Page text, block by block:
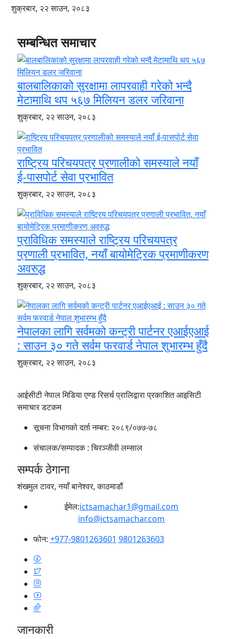
शुक्रबार, २२ साउन, २०८३
सम्बन्धित समाचार
बालबालिकाको सुरक्षामा लापरवाही गरेको भन्दै
मेटामाथि थप ५६७ मिलियन डलर जरिवाना
शुक्रबार, २२ साउन, २०८३
राष्ट्रिय परिचयपत्र प्रणालीको समस्याले नयाँ
ई-पासपोर्ट सेवा प्रभावित
शुक्रबार, २२ साउन, २०८३
प्राविधिक समस्याले राष्ट्रिय परिचयपत्र
प्रणाली प्रभावित, नयाँ बायोमेट्रिक प्रमाणीकरण
अवरुद्ध
शुक्रबार, २२ साउन, २०८३
नेपालका लागि सर्वमको कन्ट्री पार्टनर एआईएआई
: साउन ३० गते सर्वम फरवार्ड नेपाल शुभारम्भ हुँदै
शुक्रबार, २२ साउन, २०८३
आईसीटी नेपाल मिडिया एण्ड रिसर्च प्रालिद्वारा प्रकाशित आइसिटी
समाचार डटकम
सूचना विभागको दर्ता नम्बर: २०८९/०७७-७८
संचालक/सम्पादक :चिरञ्जीवी लम्साल
सम्पर्क ठेगाना
शंखमुल टावर, नयाँ बानेश्वर, काठमाडौं
ईमेल:ictsamachar1@gmail.com
info@ictsamachar.com
फोन: +977-9801263601 9801263603
जानकारी